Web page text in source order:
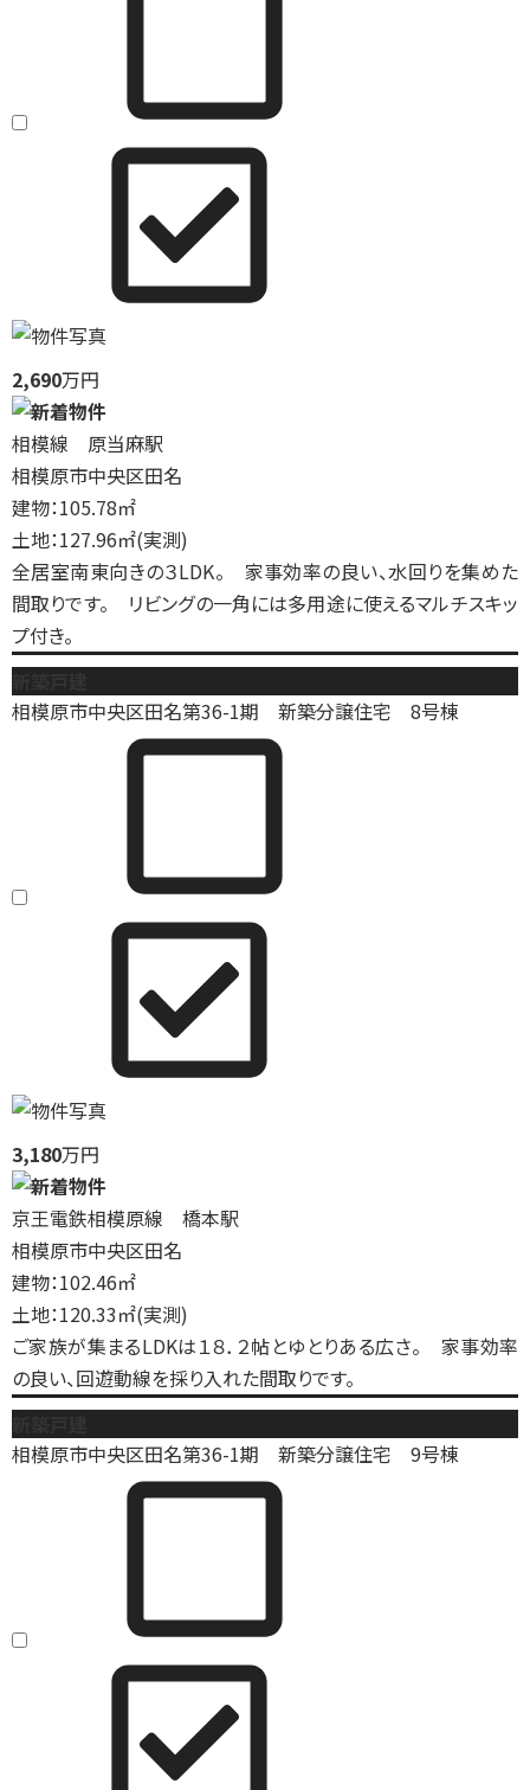
2,690万円
相模線 原当麻駅
相模原市中央区田名
建物：105.78㎡
土地：127.96㎡(実測)
全居室南東向きの３LDK。 家事効率の良い、水回りを集めた
間取りです。 リビングの一角には多用途に使えるマルチスキッ
プ付き。
相模原市中央区田名第36-1期 新築分譲住宅 8号棟
3,180万円
京王電鉄相模原線 橋本駅
相模原市中央区田名
建物：102.46㎡
土地：120.33㎡(実測)
ご家族が集まるLDKは１８．２帖とゆとりある広さ。 家事効率
の良い、回遊動線を採り入れた間取りです。
相模原市中央区田名第36-1期 新築分譲住宅 9号棟